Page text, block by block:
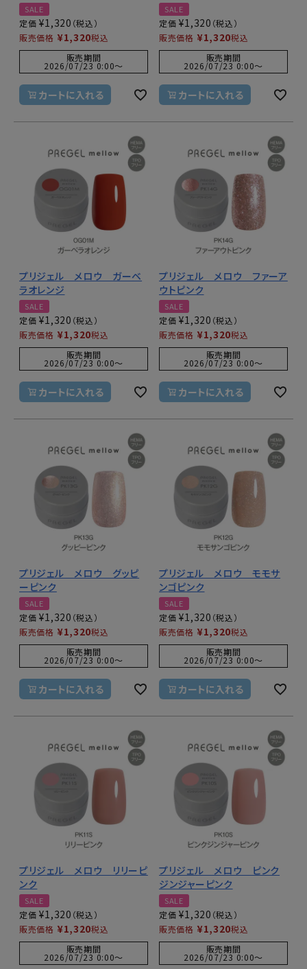
SALE
定価 ¥1,320
販売価格 ¥1,320税込
販売期間
2026/07/23 0:00〜
カートに入れる
SALE
定価 ¥1,320
販売価格 ¥1,320税込
販売期間
2026/07/23 0:00〜
カートに入れる
プリジェル メロウ ガーベ
ラオレンジ
SALE
定価 ¥1,320
販売価格 ¥1,320税込
販売期間
2026/07/23 0:00〜
カートに入れる
プリジェル メロウ ファーア
ウトピンク
SALE
定価 ¥1,320
販売価格 ¥1,320税込
販売期間
2026/07/23 0:00〜
カートに入れる
プリジェル メロウ グッピ
ーピンク
SALE
定価 ¥1,320
販売価格 ¥1,320税込
販売期間
2026/07/23 0:00〜
カートに入れる
プリジェル メロウ モモサ
ンゴピンク
SALE
定価 ¥1,320
販売価格 ¥1,320税込
販売期間
2026/07/23 0:00〜
カートに入れる
プリジェル メロウ リリーピ
ンク
SALE
定価 ¥1,320
販売価格 ¥1,320税込
販売期間
2026/07/23 0:00〜
プリジェル メロウ ピンク
ジンジャーピンク
SALE
定価 ¥1,320
販売価格 ¥1,320税込
販売期間
2026/07/23 0:00〜